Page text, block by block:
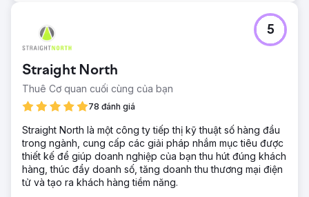
Straight North
Thuê Cơ quan cuối cùng của bạn
78 đánh giá
5
Straight North là một công ty tiếp thị kỹ thuật số hàng đầu
trong ngành, cung cấp các giải pháp nhắm mục tiêu được
thiết kế để giúp doanh nghiệp của bạn thu hút đúng khách
hàng, thúc đẩy doanh số, tăng doanh thu thương mại điện
tử và tạo ra khách hàng tiềm năng.